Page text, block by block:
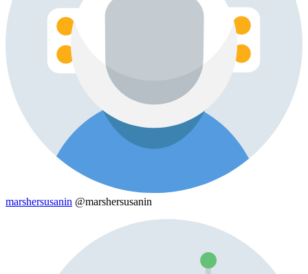
marshersusanin @marshersusanin